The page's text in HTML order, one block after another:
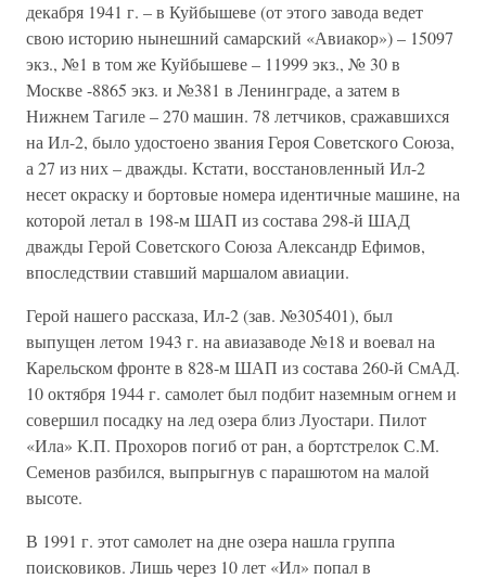
декабря 1941 г. – в Куйбышеве (от этого завода ведет
свою историю нынешний самарский «Авиакор») – 15097
экз., №1 в том же Куйбышеве – 11999 экз., № 30 в
Москве -8865 экз. и №381 в Ленинграде, а затем в
Нижнем Тагиле – 270 машин. 78 летчиков, сражавшихся
на Ил-2, было удостоено звания Героя Советского Союза,
а 27 из них – дважды. Кстати, восстановленный Ил-2
несет окраску и бортовые номера идентичные машине, на
которой летал в 198-м ШАП из состава 298-й ШАД
дважды Герой Советского Союза Александр Ефимов,
впоследствии ставший маршалом авиации.
Герой нашего рассказа, Ил-2 (зав. №305401), был
выпущен летом 1943 г. на авиазаводе №18 и воевал на
Карельском фронте в 828-м ШАП из состава 260-й СмАД.
10 октября 1944 г. самолет был подбит наземным огнем и
совершил посадку на лед озера близ Луостари. Пилот
«Ила» К.П. Прохоров погиб от ран, а бортстрелок С.М.
Семенов разбился, выпрыгнув с парашютом на малой
высоте.
В 1991 г. этот самолет на дне озера нашла группа
поисковиков. Лишь через 10 лет «Ил» попал в